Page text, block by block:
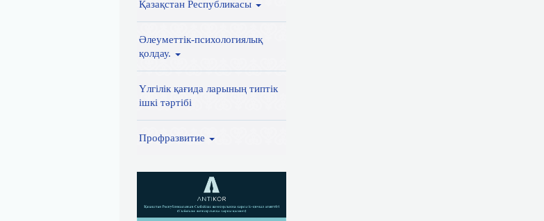
Қазақстан Республикасы
Әлеуметтік-психологиялық
қолдау.
Үлгілік қағида ларының типтік
ішкі тәртібі
Профразвитие